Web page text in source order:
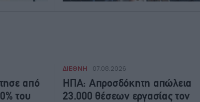
από
του
ΔΙΕΘΝΗ 07.08.2026
ΗΠΑ: Απροσδόκητη απώλεια
23.000 θέσεων εργασίας τον